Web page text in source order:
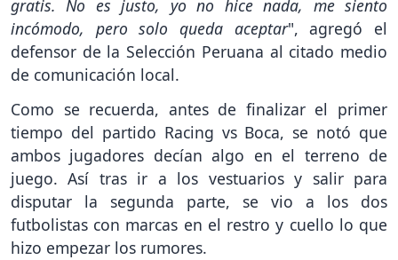
gratis. No es justo, yo no hice nada, me siento
incómodo, pero solo queda aceptar", agregó el
defensor de la Selección Peruana al citado medio
de comunicación local.
Como se recuerda, antes de finalizar el primer
tiempo del partido Racing vs Boca, se notó que
ambos jugadores decían algo en el terreno de
juego. Así tras ir a los vestuarios y salir para
disputar la segunda parte, se vio a los dos
futbolistas con marcas en el restro y cuello lo que
hizo empezar los rumores.